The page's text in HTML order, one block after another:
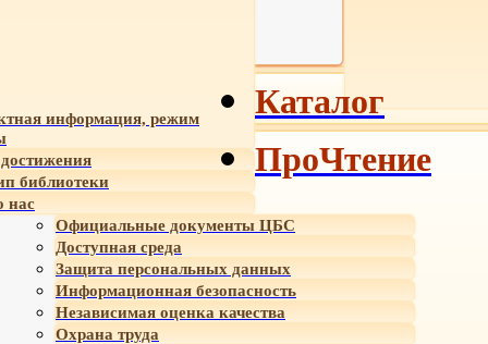
информация, режим
библиотеки
нас
Официальные документы ЦБС
Доступная среда
Защита персональных данных
Информационная безопасность
Независимая оценка качества
Охрана труда
Каталог
ПроЧтение